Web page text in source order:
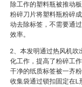
除工作的塑料瓶被推动
粉碎刀片将塑料瓶粉碎
动去除标签，不需要通
效率。
2、本发明通过热风机吹
化工作，提高了粉碎工
干净的纸质标签被一齐
收集袋通过锁扣固定在L